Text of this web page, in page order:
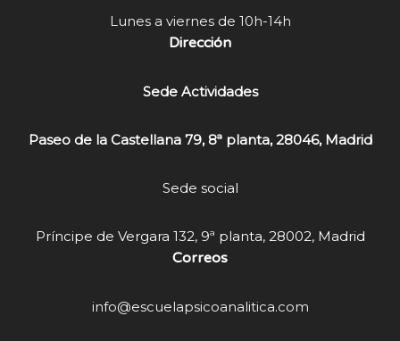
Lunes a viernes de 10h-14h
Dirección
Sede Actividades
Paseo de la Castellana 79, 8ª planta, 28046, Madrid
Sede social
Príncipe de Vergara 132, 9ª planta, 28002, Madrid
Correos
info@escuelapsicoanalitica.com